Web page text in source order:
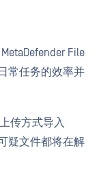
File
常任务的效率并
传方式导入
疑文件都将在解